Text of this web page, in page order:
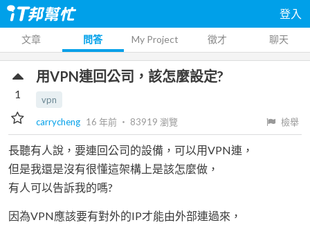
登入
文章 問答 My Project 徵才 聊天
用VPN連回公司，該怎麼設定?
vpn
carrycheng 16 年前 ‧ 83919 瀏覽 檢舉
1
長聽有人說，要連回公司的設備，可以用VPN連，
但是我還是沒有很懂這架構上是該怎麼做，
有人可以告訴我的嗎?
因為VPN應該要有對外的IP才能由外部連過來，